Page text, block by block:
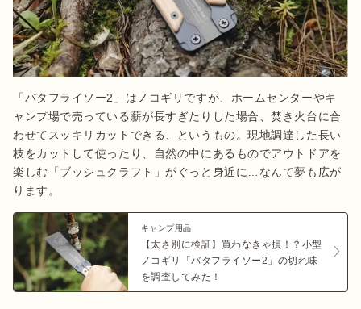
「バタフライソー2」はノコギリですが、ホームセンターやキ
ャンプ場で売っている薪が長すぎたりした場合、焚き火台に合
わせてスッキリカットできる、というもの。現地調達した長い
枝をカットして使ったり、自然の中にあるものでアウトドアを
楽しむ「ブッシュクラフト」がぐっと身近に…なんて夢も広が
ります。
キャンプ用品
【太さ別に検証】買わなきゃ損！？小型
ノコギリ「バタフライソー2」の切れ味
を調査してみた！